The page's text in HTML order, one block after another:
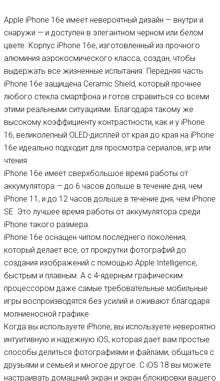
Apple iPhone 16e имеет невероятный дизайн — внутри и
снаружи — и доступен в элегантном черном или белом
цвете. Корпус iPhone 16e, изготовленный из прочного
алюминия аэрокосмического класса, создан, чтобы
выдержать все жизненные испытания. Передняя часть
iPhone 16e защищена Ceramic Shield, который прочнее
любого стекла смартфона и готов справиться со всеми
этими реальными ситуациями. Благодаря такому же
высокому коэффициенту контрастности, как и у iPhone
16, великолепный OLED-дисплей от края до края на iPhone
16e идеально подходит для просмотра сериалов, игр или
чтения.
iPhone 16e имеет сверхбольшое время работы от
аккумулятора — до 6 часов дольше в течение дня, чем
iPhone 11, и до 12 часов дольше в течение дня, чем iPhone
SE. Это лучшее время работы от аккумулятора среди
iPhone такого размера.
iPhone 16e оснащен чипом последнего поколения,
который делает все, от прокрутки фотографий до
создания изображений с помощью Apple Intelligence,
быстрым и плавным. А с 4-ядерным графическим
процессором даже самые требовательные мобильные
игры воспроизводятся без усилий и оживают благодаря
молниеносной графике.
Когда вы используете iPhone, вы используете невероятно
интуитивную и надежную iOS, которая дает вам простые
способы делиться фотографиями и файлами, общаться с
друзьями и семьей и многое другое. С iOS 18 вы можете
настраивать домашний экран и экран блокировки вашего